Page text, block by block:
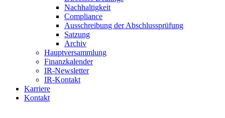
Nachhaltigkeit
Compliance
Ausschreibung der Abschlussprüfung
Satzung
Archiv
Hauptversammlung
Finanzkalender
IR-Newsletter
IR-Kontakt
Karriere
Kontakt